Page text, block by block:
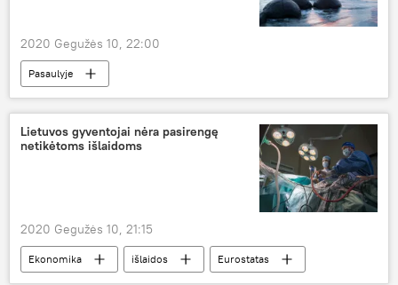
2020 Gegužės 10, 22:00
Pasaulyje
Lietuvos gyventojai nėra pasirengę
netikėtoms išlaidoms
2020 Gegužės 10, 21:15
Ekonomika išlaidos Eurostatas